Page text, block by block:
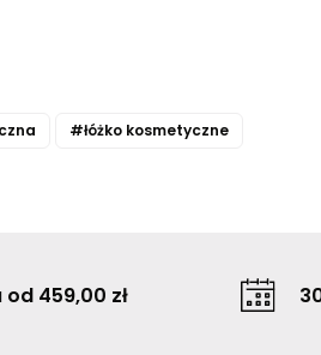
#łóżko kosmetyczne
od 459,00 zł